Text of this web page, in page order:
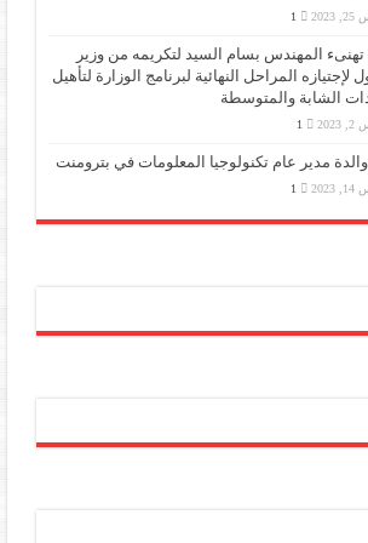
2023
1
PMS تهنىء المهندس بسام السيد لتكريمه من وزير
لإجتيازه المراحل النهائية لبرنامج الوزارة لتأهيل
الشابة والمتوسطة
1
مدير عام تكنولوجيا المعلومات في بترومنت
2023
1